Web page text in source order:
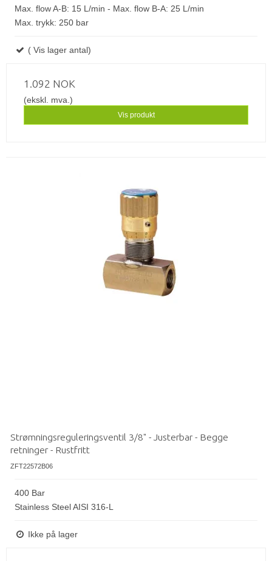
Max. flow A-B: 15 L/min - Max. flow B-A: 25 L/min
Max. trykk: 250 bar
( Vis lager antal)
1.092 NOK
(ekskl. mva.)
Vis produkt
Strømningsreguleringsventil 3/8" - Justerbar - Begge
retninger - Rustfritt
ZFT22572B06
400 Bar
Stainless Steel AISI 316-L
Ikke på lager